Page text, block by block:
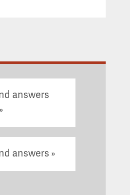
answers
answers